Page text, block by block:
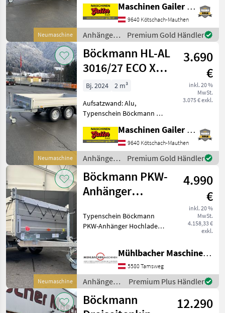
Neumaschine
Hochlader * Innenlänge
4140 mm, Innenbreite 1800
mm, Alu-Bordwandhöhe
350 mm * Gesamtgewicht
3000 kg
Maschinen Gailer GmbH
9640 Kötschach-Mauthen
Anhänger /
Böckmann
Premium Gold Händler
Neumaschine
Böckmann HL-AL
3016/27 ECO XXL
Tandem
Hochlader
3.690
€
inkl. 20 %
MwSt.
3.075 € exkl.
Bj. 2024
2 m³
Aufsatzwand: Alu,
Typenschein Böckmann HL-
Anhänger Tandem-
Hochlader! * Innenlänge
3060mm, Innenbreite
1650mm, Alu-
Bordwandhöhe 300mm *
Gesa
Maschinen Gailer GmbH
9640 Kötschach-Mauthen
Anhänger /
Böckmann
Premium Gold Händler
Neumaschine
Böckmann PKW-
Anhänger
3016/27
3,0x1,60m
4.990
€
inkl. 20 %
MwSt.
4.158,33 €
exkl.
Typenschein Böckmann
PKW-Anhänger Hochlader
Langwegverschlüssen -
Lichtanlage mit
Rückfahrscheinwerfer und
Stecke
Mühlbacher Maschinen GmbH
5580 Tamsweg
Anhänger /
Böckmann
Premium Plus Händler
Böckmann
12.290